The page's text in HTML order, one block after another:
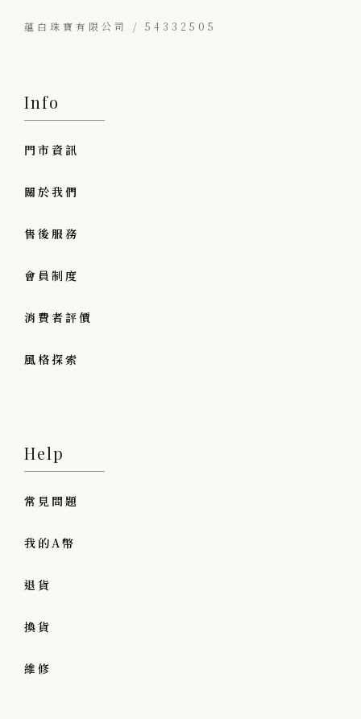
蘊白珠寶有限公司 / 54332505
Info
門市資訊
關於我們
售後服務
會員制度
消費者評價
風格探索
Help
常見問題
我的A幣
退貨
換貨
維修